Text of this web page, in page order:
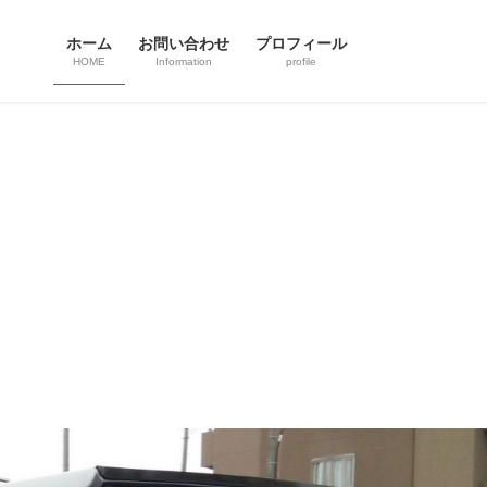
ホーム
HOME
お問い合わせ
Information
プロフィール
profile